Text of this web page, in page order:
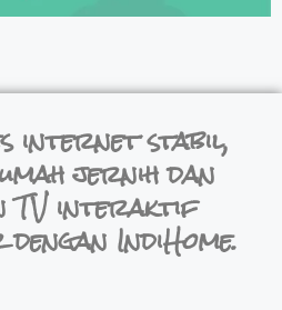
internet stabil,
jernih dan
TV interaktif
IndiHome.